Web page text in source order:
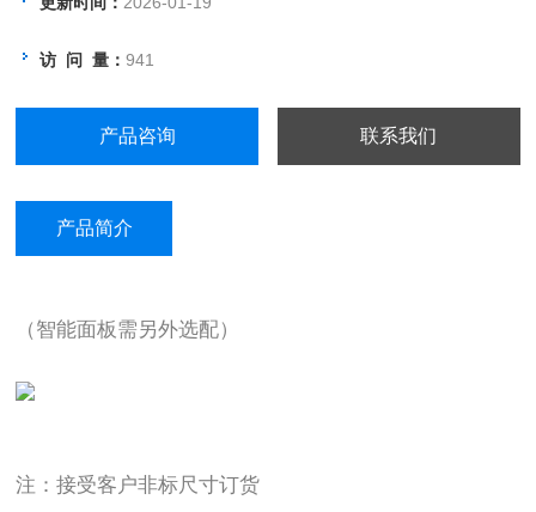
访 问 量：941
产品咨询 联系我们
产品简介
（智能面板需另外选配）
注：接受客户非标尺寸订货